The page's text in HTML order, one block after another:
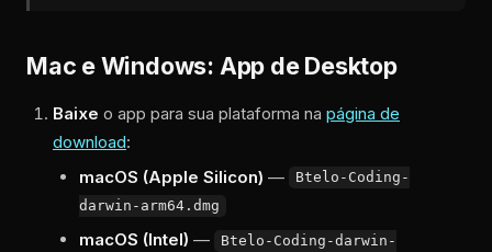
Mac e Windows: App de Desktop
Baixe o app para sua plataforma na página de
download:
macOS (Apple Silicon) —
Btelo-Coding-
darwin-arm64.dmg
macOS (Intel) —
Btelo-Coding-darwin-